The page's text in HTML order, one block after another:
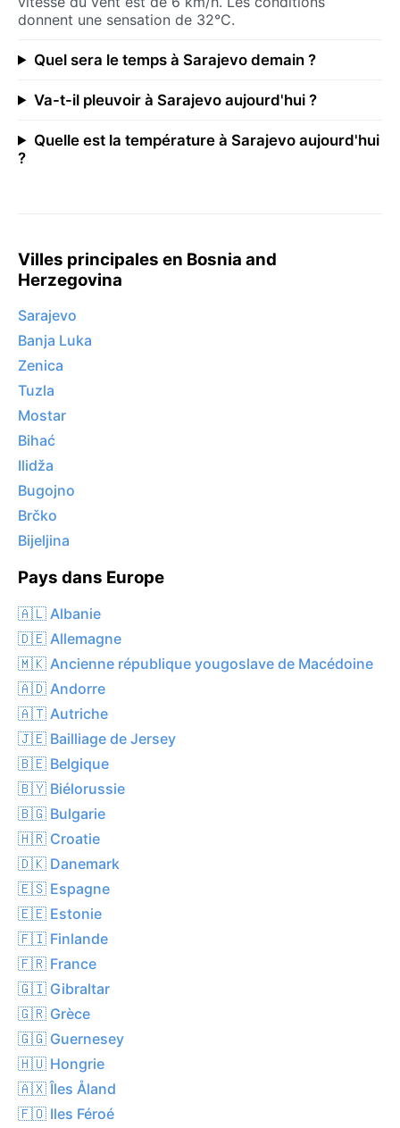
donnent une sensation de 32°C.
Quel sera le temps à Sarajevo demain ?
Va-t-il pleuvoir à Sarajevo aujourd'hui ?
Quelle est la température à Sarajevo aujourd'hui
?
Villes principales en Bosnia and
Herzegovina
Sarajevo
Banja Luka
Zenica
Tuzla
Mostar
Bihać
Ilidža
Bugojno
Brčko
Bijeljina
Pays dans Europe
🇦🇱 Albanie
🇩🇪 Allemagne
🇲🇰 Ancienne république yougoslave de Macédoine
🇦🇩 Andorre
🇦🇹 Autriche
🇯🇪 Bailliage de Jersey
🇧🇪 Belgique
🇧🇾 Biélorussie
🇧🇬 Bulgarie
🇭🇷 Croatie
🇩🇰 Danemark
🇪🇸 Espagne
🇪🇪 Estonie
🇫🇮 Finlande
🇫🇷 France
🇬🇮 Gibraltar
🇬🇷 Grèce
🇬🇬 Guernesey
🇭🇺 Hongrie
🇦🇽 Îles Åland
🇫🇴 Iles Féroé